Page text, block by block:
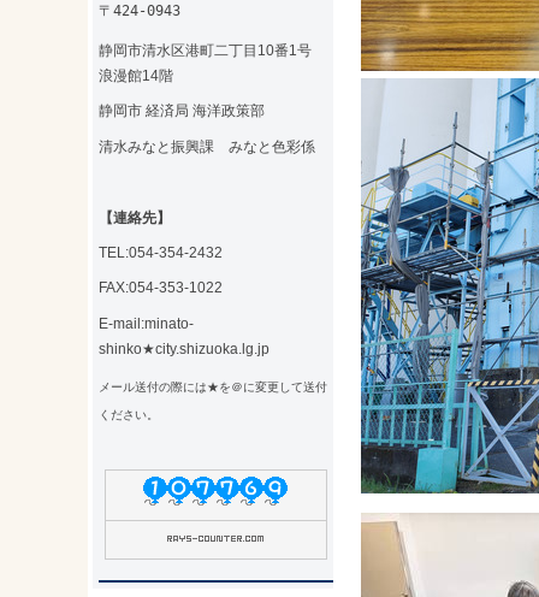
〒424-0943
静岡市清水区港町二丁目10番1号
浪漫館14階
静岡市 経済局 海洋政策部
清水みなと振興課 みなと色彩係
【連絡先】
TEL:054-354-2432
FAX:054-353-1022
E-mail:minato-
shinko★city.shizuoka.lg.jp
メール送付の際には★を＠に変更して送付
ください。